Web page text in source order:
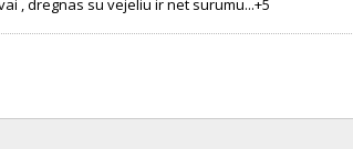
, dregnas su vejeliu ir net surumu...+5